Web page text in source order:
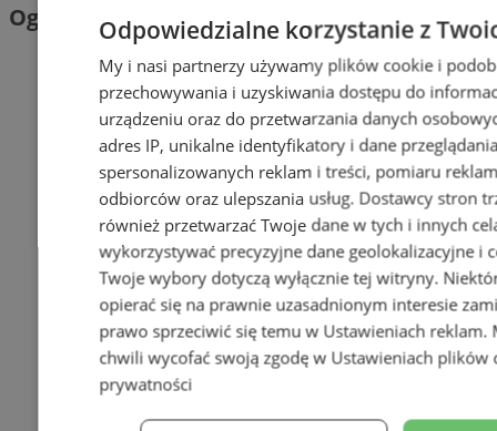
OgłoszeniaOdpowiedzialne korzystanie z
My i nasi partnerzy używamy plików cookie i
przechowywania i uzyskiwania dostępu do
urządzeniu oraz do przetwarzania danych
adres IP, unikalne identyfikatory i dane
spersonalizowanych reklam i treści, pomiaru
odbiorców oraz ulepszania usług. Dostawcy stron
również przetwarzać Twoje dane w tych i innych
wykorzystywać precyzyjne dane geolokalizacyjne i
Twoje wybory dotyczą wyłącznie tej witryny.
opierać się na prawnie uzasadnionym interesie
prawo sprzeciwić się temu w Ustawieniach reklam.
chwili wycofać swoją zgodę w Ustawieniach plików
prywatności